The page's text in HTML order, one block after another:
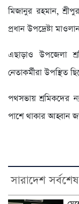
মিজানুর রহমান,
প্রধান উপদ্রেষ্টা
এছাড়াও উপজেলা
নেতাকর্মীরা উপস্থিত
পথসভায় শ্রমিকদের
পাশে থাকার আহ্বান
সারাদেশ সর্বশেষ